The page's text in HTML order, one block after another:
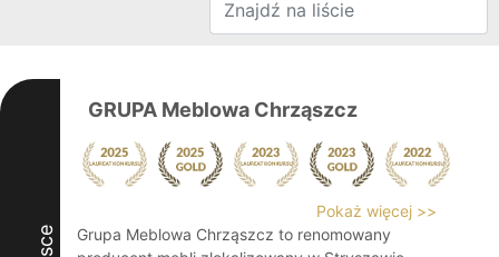
GRUPA Meblowa Chrząszcz
Pokaż więcej >>
Grupa Meblowa Chrząszcz to renomowany